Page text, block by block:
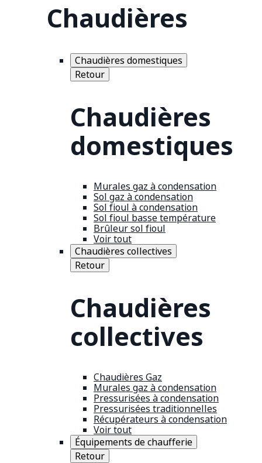
Chaudières
Chaudières domestiques
Retour
Chaudières
domestiques
Murales gaz à condensation
Sol gaz à condensation
Sol fioul à condensation
Sol fioul basse température
Brûleur sol fioul
Voir tout
Chaudières collectives
Retour
Chaudières
collectives
Chaudières Gaz
Murales gaz à condensation
Pressurisées à condensation
Pressurisées traditionnelles
Récupérateurs à condensation
Voir tout
Équipements de chaufferie
Retour